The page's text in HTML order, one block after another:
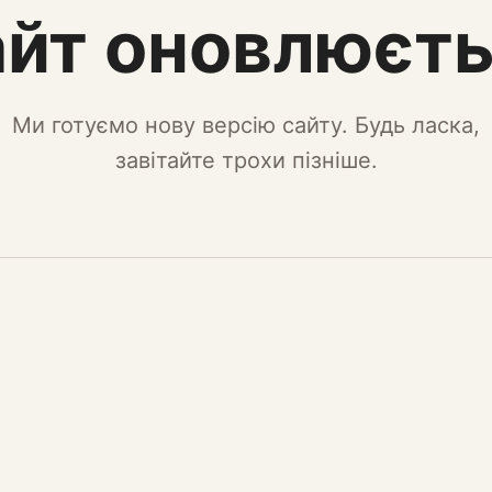
Ми готуємо нову версію сайту. Будь ласка,
завітайте трохи пізніше.